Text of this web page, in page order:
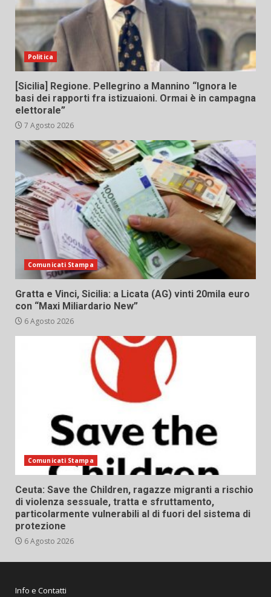
Politica
[Sicilia] Regione. Pellegrino a Mannino “Ignora le
basi dei rapporti fra istizuaioni. Ormai è in campagna
elettorale”
7 Agosto 2026
Comunicati Stampa
Gratta e Vinci, Sicilia: a Licata (AG) vinti 20mila euro
con “Maxi Miliardario New”
6 Agosto 2026
Comunicati Stampa
Ceuta: Save the Children, ragazze migranti a rischio
di violenza sessuale, tratta e sfruttamento,
particolarmente vulnerabili al di fuori del sistema di
protezione
6 Agosto 2026
Info e Contatti